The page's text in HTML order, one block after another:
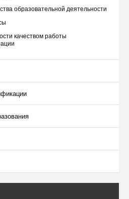
образовательной деятельности
качеством работы